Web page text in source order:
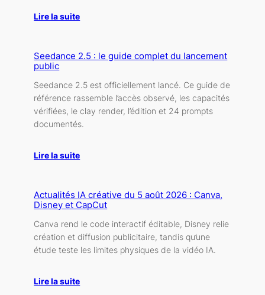
Lire la suite
Seedance 2.5 : le guide complet du lancement
public
Seedance 2.5 est officiellement lancé. Ce guide de
référence rassemble l’accès observé, les capacités
vérifiées, le clay render, l’édition et 24 prompts
documentés.
Lire la suite
Actualités IA créative du 5 août 2026 : Canva,
Disney et CapCut
Canva rend le code interactif éditable, Disney relie
création et diffusion publicitaire, tandis qu’une
étude teste les limites physiques de la vidéo IA.
Lire la suite